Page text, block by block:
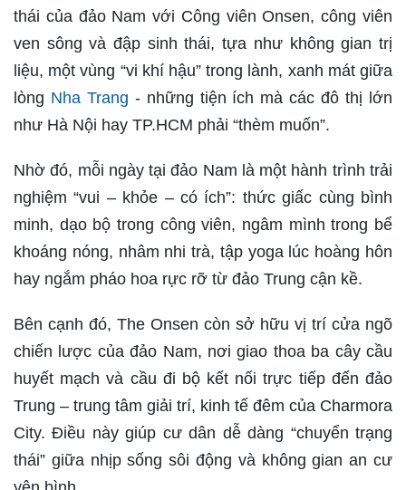
thái của đảo Nam với Công viên Onsen, công viên
ven sông và đập sinh thái, tựa như không gian trị
liệu, một vùng “vi khí hậu” trong lành, xanh mát giữa
lòng Nha Trang - những tiện ích mà các đô thị lớn
như Hà Nội hay TP.HCM phải “thèm muốn”.
Nhờ đó, mỗi ngày tại đảo Nam là một hành trình trải
nghiệm “vui – khỏe – có ích”: thức giấc cùng bình
minh, dạo bộ trong công viên, ngâm mình trong bể
khoáng nóng, nhâm nhi trà, tập yoga lúc hoàng hôn
hay ngắm pháo hoa rực rỡ từ đảo Trung cận kề.
Bên cạnh đó, The Onsen còn sở hữu vị trí cửa ngõ
chiến lược của đảo Nam, nơi giao thoa ba cây cầu
huyết mạch và cầu đi bộ kết nối trực tiếp đến đảo
Trung – trung tâm giải trí, kinh tế đêm của Charmora
City. Điều này giúp cư dân dễ dàng “chuyển trạng
thái” giữa nhịp sống sôi động và không gian an cư